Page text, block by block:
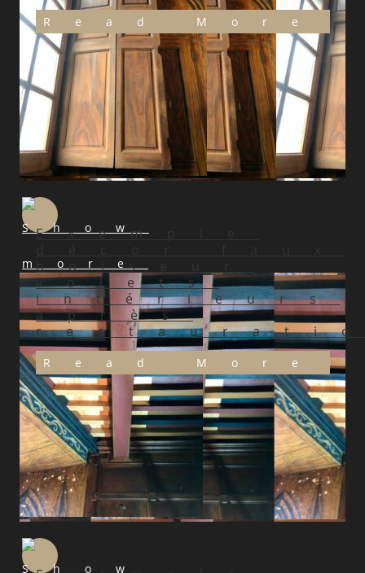
Read More
Exemple
boiseur
volets
intérieurs
après
Read More